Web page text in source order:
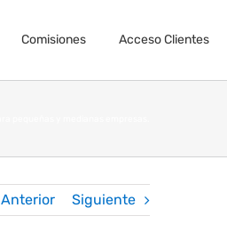
Comisiones Acceso Clientes
Anterior Siguiente